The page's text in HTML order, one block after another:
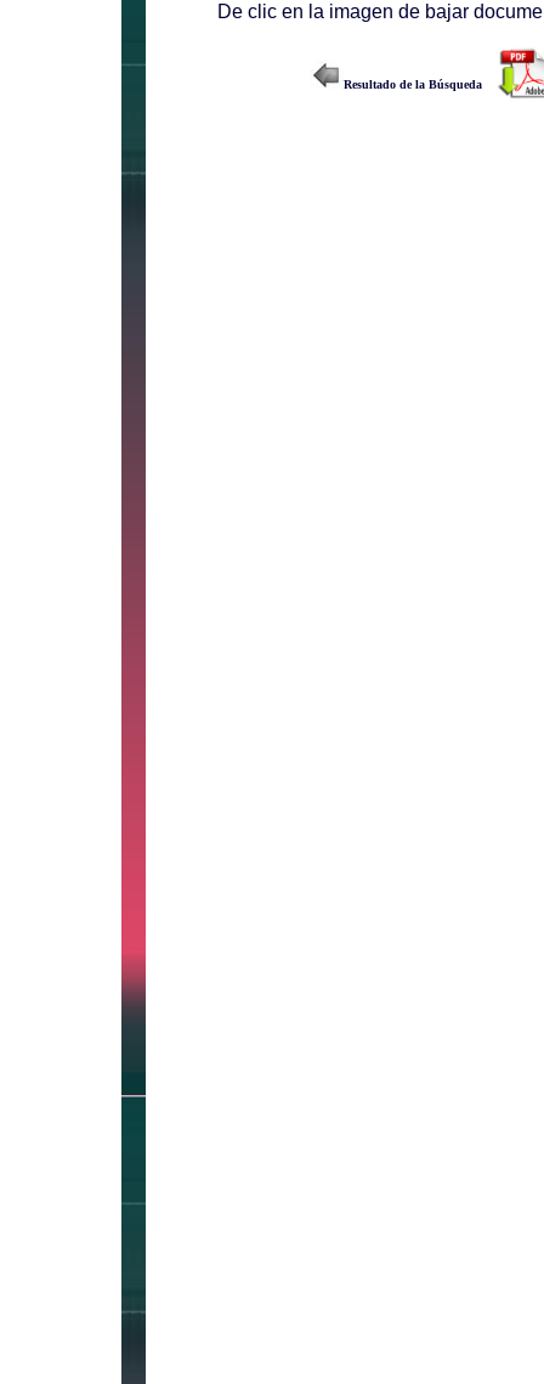
De clic en la imagen de bajar
Resultado de la Búsqueda